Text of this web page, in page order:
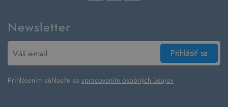
Newsletter
Prihlásiť sa
Prihlásením súhlasíte so spracovaním osobných údajov